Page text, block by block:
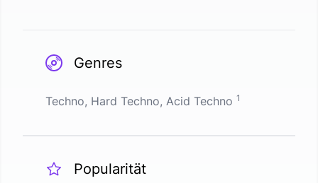
Genres
Techno, Hard Techno, Acid Techno 1
Popularität